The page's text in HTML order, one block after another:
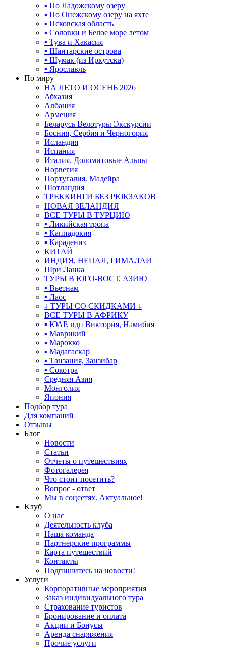
▪ По Ладожскому озеру
▪ По Онежскому озеру на яхте
▪ Псковская область
▪ Соловки и Белое море летом
▪ Тува и Хакасия
▪ Шантарские острова
▪ Шумак (из Иркутска)
▪ Ярославль
По миру
НА ЛЕТО И ОСЕНЬ 2026
Абхазия
Албания
Армения
Беларусь Велотуры Экскурсии
Босния, Сербия и Черногория
Исландия
Испания
Италия. Доломитовые Альпы
Норвегия
Португалия. Мадейра
Шотландия
ТРЕККИНГИ БЕЗ РЮКЗАКОВ
НОВАЯ ЗЕЛАНДИЯ
ВСЕ ТУРЫ В ТУРЦИЮ
▪ Ликийская тропа
▪ Каппадокия
▪ Карадениз
КИТАЙ
ИНДИЯ, НЕПАЛ, ГИМАЛАИ
Шри Ланка
ТУРЫ В ЮГО-ВОСТ. АЗИЮ
▪ Вьетнам
▪ Лаос
↓ ТУРЫ СО СКИДКАМИ ↓
ВСЕ ТУРЫ В АФРИКУ
▪ ЮАР, вдп Виктория, Намибия
▪ Маврикий
▪ Марокко
▪ Мадагаскар
▪ Танзания, Занзибар
▪ Сокотра
Средняя Азия
Монголия
Япония
Подбор тура
Для компаний
Отзывы
Блог
Новости
Статьи
Отчеты о путешествиях
Фотогалерея
Что стоит посетить?
Вопрос - ответ
Мы в соцсетях. Актуальное!
Клуб
О нас
Деятельность клуба
Наша команда
Партнерские программы
Карта путешествий
Контакты
Подпишитесь на новости!
Услуги
Корпоративные мероприятия
Заказ индивидуального тура
Страхование туристов
Бронирование и оплата
Акции и Бонусы
Аренда снаряжения
Прочие услуги